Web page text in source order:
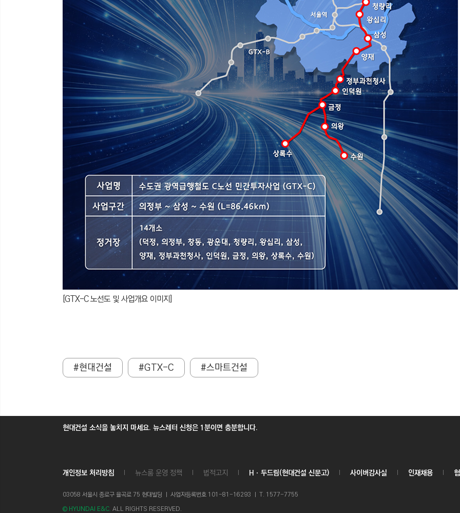
[GTX-C 노선도 및 사업개요 이미지]
#현대건설 #GTX-C #스마트건설
현대건설 소식을 놓치지 마세요. 뉴스레터 신청은 1분이면 충분합니다.
개인정보 처리방침 뉴스룸 운영 정책 법적고지 Hㆍ두드림(현대건설 신문고) 사이버감사실 인재채용
03058 서울시 종로구 율곡로 75 현대빌딩 ㅣ 사업자등록번호 101-81-16293 ㅣ T. 1577-7755
© HYUNDAI E&C. ALL RIGHTS RESERVED.